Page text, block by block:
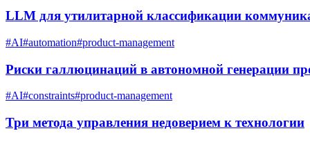
LLM для утилитарной классификации
#AI#automation#product-management
Риски галлюцинаций в автономной генерации
#AI#constraints#product-management
Три метода управления недоверием к технологии